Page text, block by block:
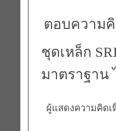
ตอบความ
ชุดเหล็ก
มาตราฐาน
ผู้แสดงความคิดเ